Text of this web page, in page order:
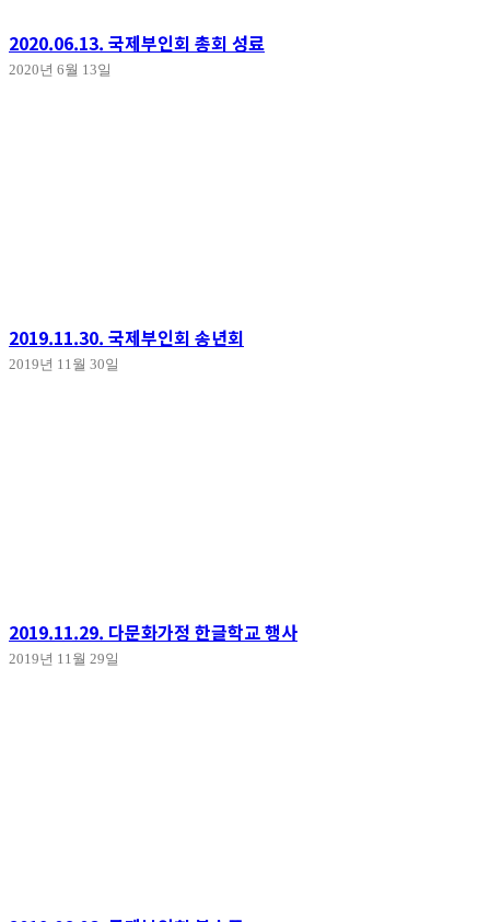
2020.06.13. 국제부인회 총회 성료
2020년 6월 13일
2019.11.30. 국제부인회 송년회
2019년 11월 30일
2019.11.29. 다문화가정 한글학교 행사
2019년 11월 29일